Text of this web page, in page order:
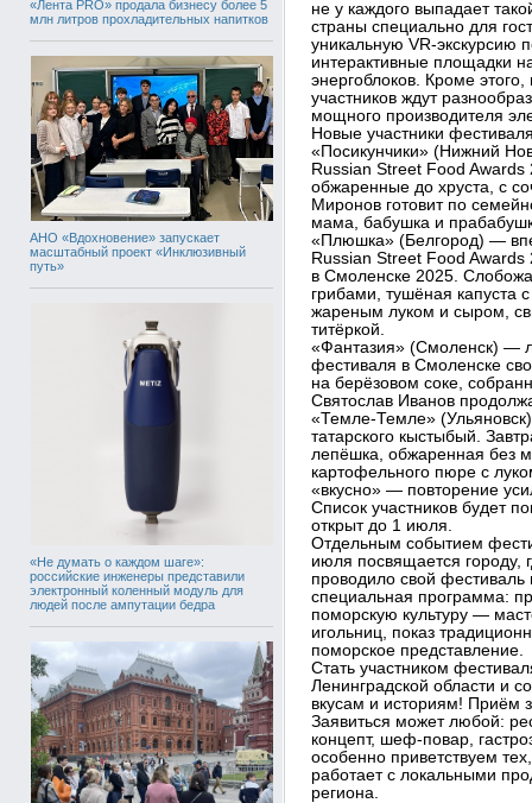
«Лента PRO» продала бизнесу более 5
млн литров прохладительных напитков
АНО «Вдохновение» запускает
масштабный проект «Инклюзивный
путь»
«Не думать о каждом шаге»:
российские инженеры представили
электронный коленный модуль для
людей после ампутации бедра
не у каждого выпадает
страны специально для
уникальную VR-экскурсию
интерактивные площадки
энергоблоков. Кроме
участников ждут
мощного производителя
Новые участники
«Посикунчики» (Нижний
Russian Street Food
обжаренные до хруста, с
Миронов готовит по
мама, бабушка и
«Плюшка» (Белгород) —
Russian Street Food
в Смоленске 2025.
грибами, тушёная капуста
жареным луком и сыром,
титёркой.
«Фантазия» (Смоленск) —
фестиваля в Смоленске
на берёзовом соке,
Святослав Иванов
«Темле-Темле»
татарского кыстыбый.
лепёшка, обжаренная без
картофельного пюре с
«вкусно» — повторение
Список участников будет
открыт до 1 июля.
Отдельным событием
июля посвящается городу,
проводило свой фестиваль
специальная программа:
поморскую культуру —
игольниц, показ
поморское представление.
Стать участником
Ленинградской области и
вкусам и историям! Приём
Заявиться может любой:
концепт, шеф-повар,
особенно приветствуем
работает с локальными
региона.